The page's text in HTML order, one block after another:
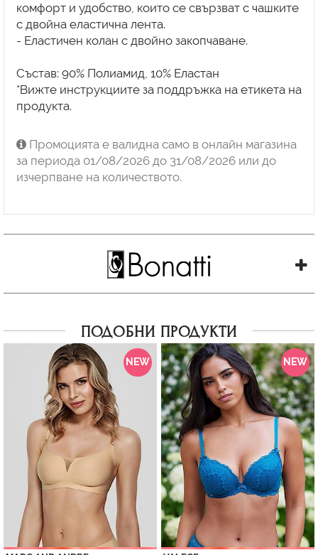
комфорт и удобство, които се свързват с чашките
с двойна еластична лента.
- Еластичен колан с двойно закопчаване.
Състав: 90% Полиамид, 10% Еластан
*Вижте инструкциите за поддръжка на етикета на
продукта.
Промоцията е валидна само в онлайн магазина
за периода 01/08/2026 до 31/08/2026 или до
изчерпване на количеството.
ПОДОБНИ ПРОДУКТИ
NEW NEW